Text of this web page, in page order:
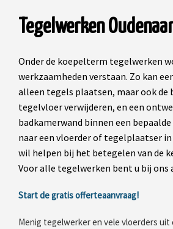
Tegelwerken
Onder de koepelterm tegelwerken
werkzaamheden verstaan. Zo kan
alleen tegels plaatsen, maar ook de
tegelvloer verwijderen, en een
badkamerwand binnen een
naar een vloerder of tegelplaatser in
wil helpen bij het betegelen van de
Voor alle tegelwerken bent u bij ons
Start de gratis offerteaanvraag!
Menig tegelwerker en vele vloerders uit